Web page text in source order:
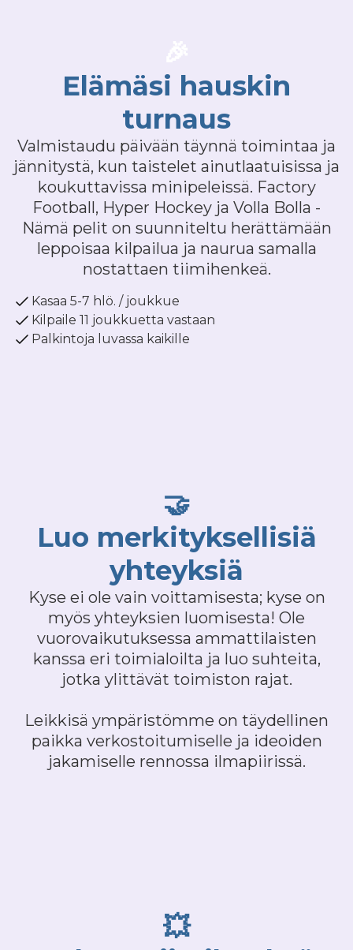
Elämäsi hauskin
turnaus
Valmistaudu päivään täynnä toimintaa ja
jännitystä, kun taistelet ainutlaatuisissa ja
koukuttavissa minipeleissä. Factory
Football, Hyper Hockey ja Volla Bolla -
Nämä pelit on suunniteltu herättämään
leppoisaa kilpailua ja naurua samalla
nostattaen tiimihenkeä.
Kasaa 5-7 hlö. / joukkue
Kilpaile 11 joukkuetta vastaan
Palkintoja luvassa kaikille
🤝
Luo merkityksellisiä
yhteyksiä
Kyse ei ole vain voittamisesta; kyse on
myös yhteyksien luomisesta! Ole
vuorovaikutuksessa ammattilaisten
kanssa eri toimialoilta ja luo suhteita,
jotka ylittävät toimiston rajat.
Leikkisä ympäristömme on täydellinen
paikka verkostoitumiselle ja ideoiden
jakamiselle rennossa ilmapiirissä.
💥